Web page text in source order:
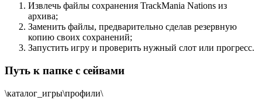
Извлечь файлы сохранения TrackMania Nations из
архива;
Заменить файлы, предварительно сделав резервную
копию своих сохранений;
Запустить игру и проверить нужный слот или прогресс.
Путь к папке с сейвами
\каталог_игры\профили\